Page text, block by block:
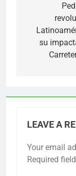
su
LEAVE A
Your email
Required